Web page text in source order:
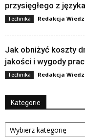
przysięgłego z
Technika Redakcja
Jak obniżyć koszty
jakości i wygody
Technika Redakcja
Kategorie
Kategorie